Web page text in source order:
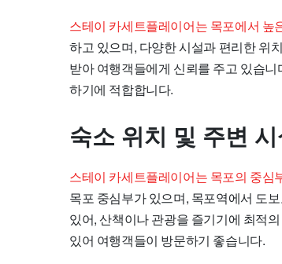
스테이 카세트플레이어는 목포에서 높
하고 있으며, 다양한 시설과 편리한 위
받아 여행객들에게 신뢰를 주고 있습
하기에 적합합니다.
숙소 위치 및 주변 시
스테이 카세트플레이어는 목포의 중심
목포 중심부가 있으며, 목포역에서 도
있어, 산책이나 관광을 즐기기에 최적
있어 여행객들이 방문하기 좋습니다.